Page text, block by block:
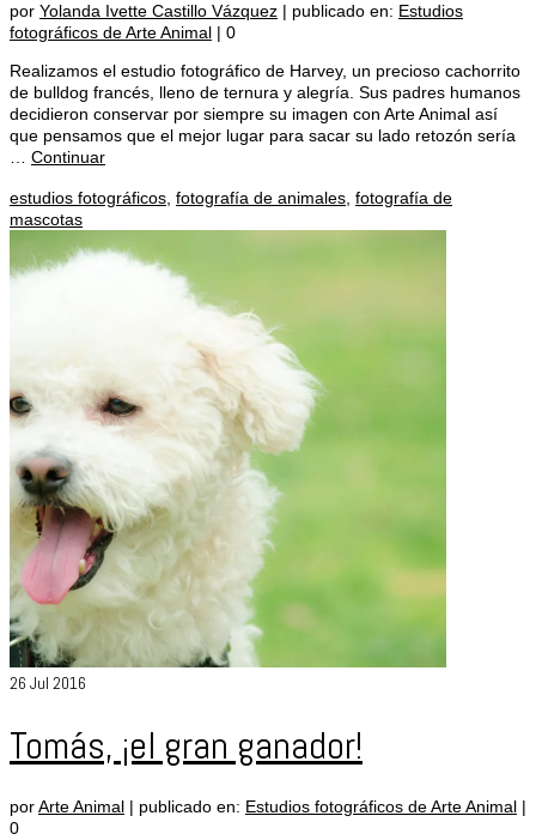
por Yolanda Ivette Castillo Vázquez | publicado en: Estudios
fotográficos de Arte Animal | 0
Realizamos el estudio fotográfico de Harvey, un precioso cachorrito
de bulldog francés, lleno de ternura y alegría. Sus padres humanos
decidieron conservar por siempre su imagen con Arte Animal así
que pensamos que el mejor lugar para sacar su lado retozón sería
… Continuar
estudios fotográficos, fotografía de animales, fotografía de
mascotas
26 Jul 2016
Tomás, ¡el gran ganador!
porArte Animal | publicado en: Estudios fotográficos de Arte Animal |
0